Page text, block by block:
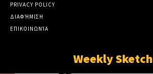
PRIVACY POLICY
ΔΙΑΦΉΜΙΣΗ
ΕΠΙΚΟΙΝΩΝΊΑ
Weekly Sketch